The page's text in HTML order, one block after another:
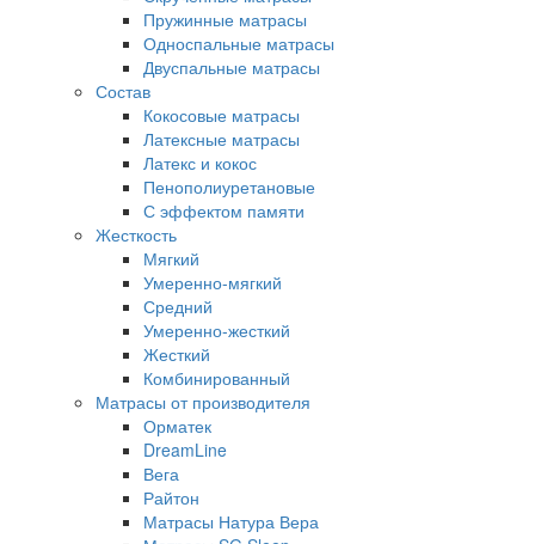
Пружинные матрасы
Односпальные матрасы
Двуспальные матрасы
Состав
Кокосовые матрасы
Латексные матрасы
Латекс и кокос
Пенополиуретановые
С эффектом памяти
Жесткость
Мягкий
Умеренно-мягкий
Средний
Умеренно-жесткий
Жесткий
Комбинированный
Матрасы от производителя
Орматек
DreamLine
Вега
Райтон
Матрасы Натура Вера